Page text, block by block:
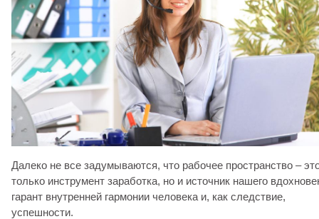
Далеко не все задумываются, что рабочее пространство –
только инструмент заработка, но и источник нашего
гарант внутренней гармонии человека и, как следствие,
успешности.